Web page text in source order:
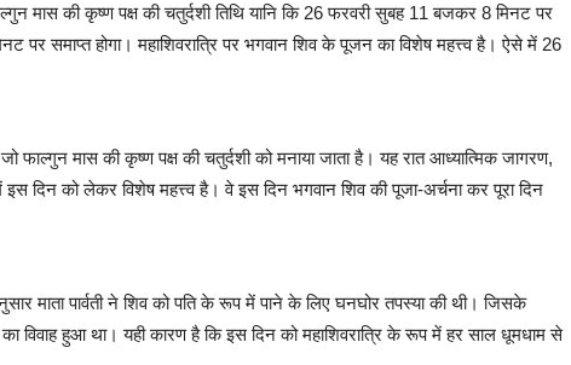
मास की कृष्ण पक्ष की चतुर्दशी तिथि यानि कि 26 फरवरी सुबह 11 बजकर 8 मिनट पर
पर समाप्त होगा। महाशिवरात्रि पर भगवान शिव के पूजन का विशेष महत्त्व है। ऐसे में 26
फाल्गुन मास की कृष्ण पक्ष की चतुर्दशी को मनाया जाता है। यह रात आध्यात्मिक जागरण,
दिन को लेकर विशेष महत्त्व है। वे इस दिन भगवान शिव की पूजा-अर्चना कर पूरा दिन
माता पार्वती ने शिव को पति के रूप में पाने के लिए घनघोर तपस्या की थी। जिसके
विवाह हुआ था। यही कारण है कि इस दिन को महाशिवरात्रि के रूप में हर साल धूमधाम से